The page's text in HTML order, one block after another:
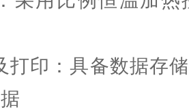
打印：具备数据存